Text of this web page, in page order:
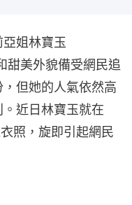
姐林寶玉
甜美外貌備受網民追
但她的人氣依然高
近日林寶玉就在
照，旋即引起網民